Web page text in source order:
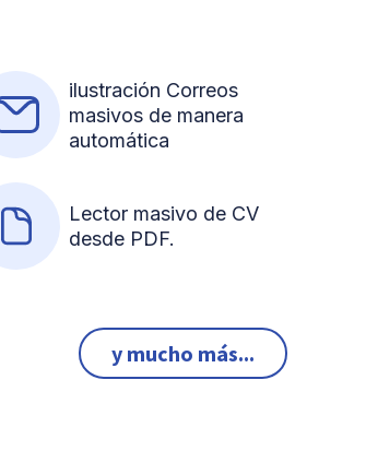
ilustración Correos
masivos de manera
automática
Lector masivo de CV
desde PDF.
y mucho más...